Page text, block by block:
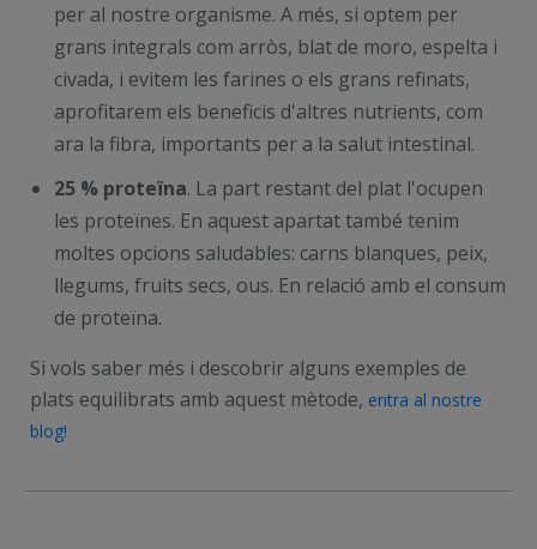
per al nostre organisme. A més, si optem per
grans integrals com arròs, blat de moro, espelta i
civada, i evitem les farines o els grans refinats,
aprofitarem els beneficis d'altres nutrients, com
ara la fibra, importants per a la salut intestinal.
25 % proteïna. La part restant del plat l'ocupen
les proteïnes. En aquest apartat també tenim
moltes opcions saludables: carns blanques, peix,
llegums, fruits secs, ous. En relació amb el consum
de proteïna.
Si vols saber més i descobrir alguns exemples de
plats equilibrats amb aquest mètode, entra al nostre
blog!